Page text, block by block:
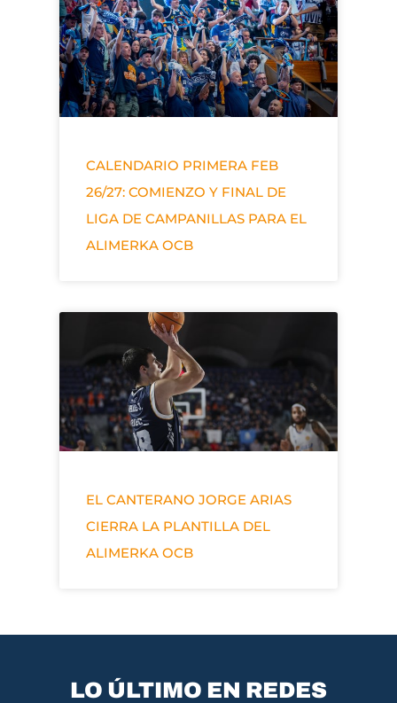
CALENDARIO PRIMERA FEB
26/27: COMIENZO Y FINAL DE
LIGA DE CAMPANILLAS PARA EL
ALIMERKA OCB
EL CANTERANO JORGE ARIAS
CIERRA LA PLANTILLA DEL
ALIMERKA OCB
LO ÚLTIMO EN REDES